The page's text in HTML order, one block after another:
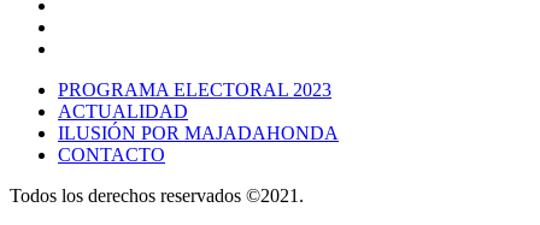
PROGRAMA ELECTORAL 2023
ACTUALIDAD
ILUSIÓN POR MAJADAHONDA
CONTACTO
Todos los derechos reservados ©2021.